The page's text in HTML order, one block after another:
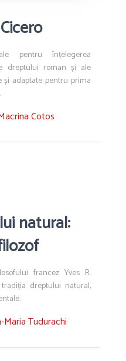
pentru înțelegerea
dreptului roman și ale
adaptate pentru prima
Cotos
natural:
francez Yves R.
dreptului natural,
Maria Tudurachi